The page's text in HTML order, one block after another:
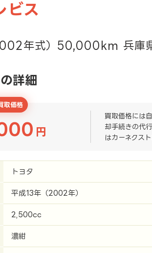
ビス
年式）50,000km 兵庫
詳細
取価格
円
買取価格には
却手続きの代
はカーネクス
トヨタ
平成13年（2002年）
2,500cc
濃紺